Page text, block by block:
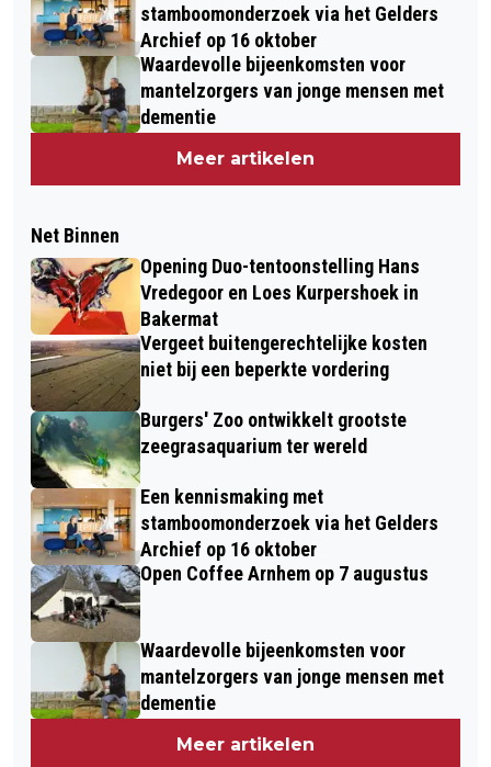
stamboomonderzoek via het Gelders
Archief op 16 oktober
Waardevolle bijeenkomsten voor
mantelzorgers van jonge mensen met
dementie
Meer artikelen
Net Binnen
Opening Duo-tentoonstelling Hans
Vredegoor en Loes Kurpershoek in
Bakermat
Vergeet buitengerechtelijke kosten
niet bij een beperkte vordering
Burgers' Zoo ontwikkelt grootste
zeegrasaquarium ter wereld
Een kennismaking met
stamboomonderzoek via het Gelders
Archief op 16 oktober
Open Coffee Arnhem op 7 augustus
Waardevolle bijeenkomsten voor
mantelzorgers van jonge mensen met
dementie
Meer artikelen